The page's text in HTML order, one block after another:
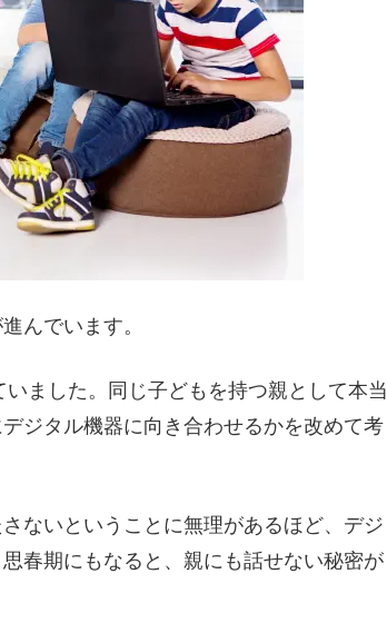
んでいます。
ました。同じ子どもを持つ親として本当
ジタル機器に向き合わせるかを改めて考
ないということに無理があるほど、デジ
春期にもなると、親にも話せない秘密が